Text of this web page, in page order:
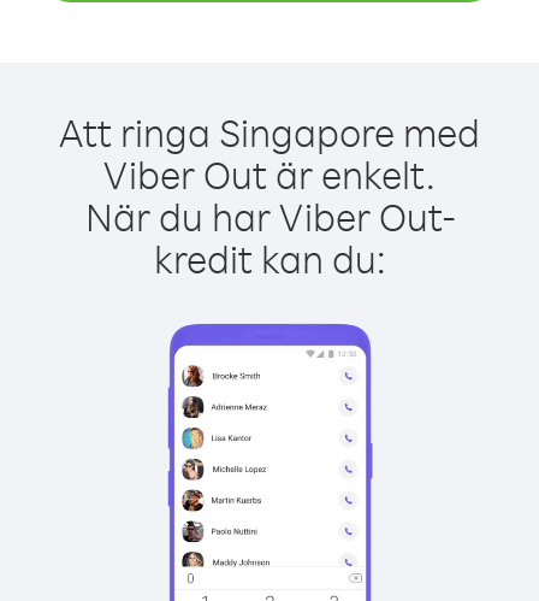
Att ringa Singapore med
Viber Out är enkelt.
När du har Viber Out-
kredit kan du: